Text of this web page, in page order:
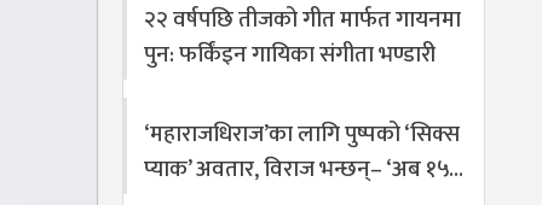
२२ वर्षपछि तीजको गीत मार्फत गायनमा
पुन: फर्किंइन गायिका संगीता भण्डारी
‘महाराजधिराज’का लागि पुष्पको ‘सिक्स
प्याक’ अवतार, विराज भन्छन्– ‘अब १५…